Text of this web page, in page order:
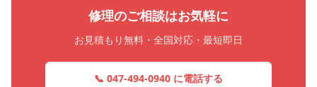
修理のご相談はお気軽に
お見積もり無料・全国対応・最短即日
📞 047-494-0940 に電話する